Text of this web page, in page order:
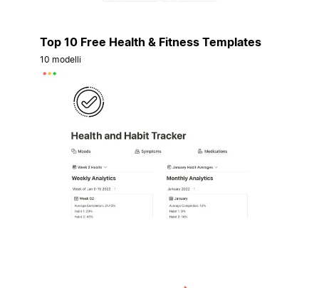
Top 10 Free Health & Fitness Templates
10 modelli